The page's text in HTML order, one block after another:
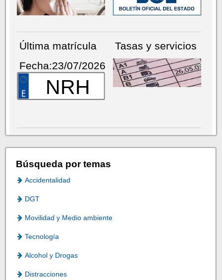
Última matrícula
Fecha:23/07/2026
NRH
Tasas y servicios
Búsqueda por temas
Accidentalidad
DGT
Movilidad y Medio ambiente
Tecnología
Alcohol y Drogas
Distracciones